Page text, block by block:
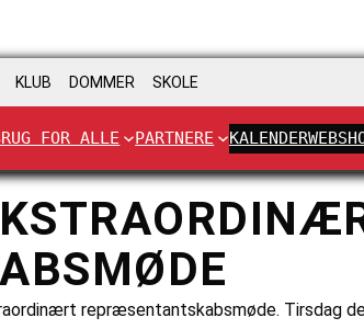
KLUB DOMMER SKOLE
FOR ALLE PARTNERE KALENDER
repræsentantskabsmøde. Tirsdag